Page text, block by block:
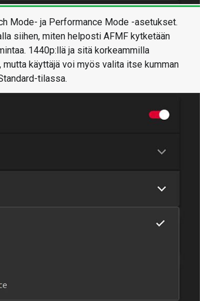
Mode- ja Performance Mode -asetukset.
siihen, miten helposti AFMF kytketään
1440p:llä ja sitä korkeammilla
käyttäjä voi myös valita itse kumman
tilassa.